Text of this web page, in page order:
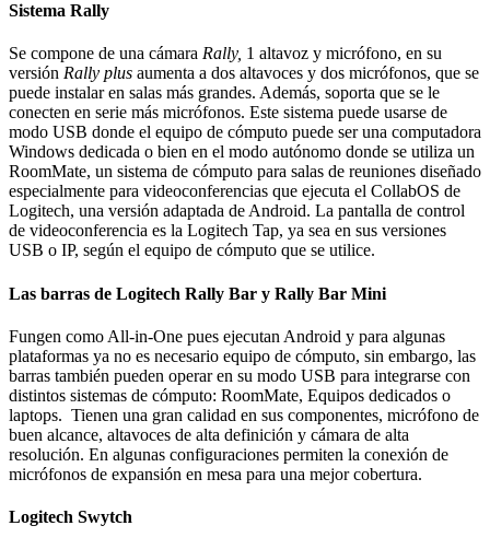
Sistema Rally
Se compone de una cámara Rally, 1 altavoz y micrófono, en su
versión Rally plus aumenta a dos altavoces y dos micrófonos, que se
puede instalar en salas más grandes. Además, soporta que se le
conecten en serie más micrófonos. Este sistema puede usarse de
modo USB donde el equipo de cómputo puede ser una computadora
Windows dedicada o bien en el modo autónomo donde se utiliza un
RoomMate, un sistema de cómputo para salas de reuniones diseñado
especialmente para videoconferencias que ejecuta el CollabOS de
Logitech, una versión adaptada de Android. La pantalla de control
de videoconferencia es la Logitech Tap, ya sea en sus versiones
USB o IP, según el equipo de cómputo que se utilice.
Las barras de Logitech Rally Bar y Rally Bar Mini
Fungen como All-in-One pues ejecutan Android y para algunas
plataformas ya no es necesario equipo de cómputo, sin embargo, las
barras también pueden operar en su modo USB para integrarse con
distintos sistemas de cómputo: RoomMate, Equipos dedicados o
laptops. Tienen una gran calidad en sus componentes, micrófono de
buen alcance, altavoces de alta definición y cámara de alta
resolución. En algunas configuraciones permiten la conexión de
micrófonos de expansión en mesa para una mejor cobertura.
Logitech Swytch